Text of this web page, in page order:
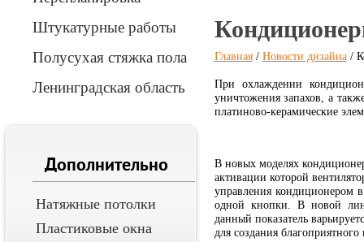
Штукатурные работы
Полусухая стяжка пола
Ленинградская область
Дополнительно
Натяжные потолки
Пластиковые окна
Главная/ Новости дизайна/
При охлаждении
уничтожения запахов, а
платиново-керамические
В новых моделях
активации которой
управления кондиционером
одной кнопки. В новой
данный показатель
для создания